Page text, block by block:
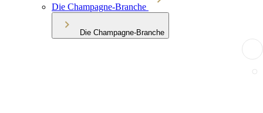
Die Champagne-Branche
Die Champagne-Branche